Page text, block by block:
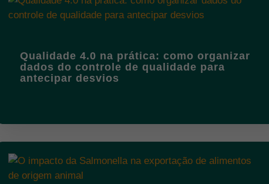
Qualidade 4.0 na prática: como organizar
dados do controle de qualidade para
antecipar desvios